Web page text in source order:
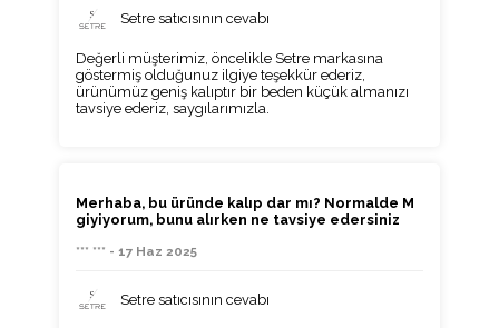
Setre satıcısının cevabı
Değerli müşterimiz, öncelikle Setre markasına
göstermiş olduğunuz ilgiye teşekkür ederiz,
ürünümüz geniş kalıptır bir beden küçük almanızı
tavsiye ederiz, saygılarımızla.
Merhaba, bu üründe kalıp dar mı? Normalde M
giyiyorum, bunu alırken ne tavsiye edersiniz
*** *** - 17 Haz 2025
Setre satıcısının cevabı